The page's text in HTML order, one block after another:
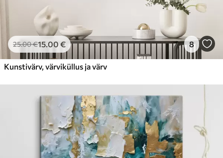
25.00€15.00 € 8
Kunstivärv, värviküllus ja värv